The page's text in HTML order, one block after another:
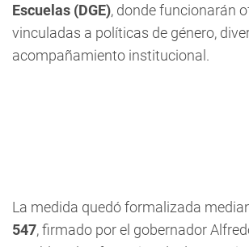
Escuelas (DGE), donde funcionarán
vinculadas a políticas de género,
acompañamiento institucional.
La medida quedó formalizada
547, firmado por el gobernador